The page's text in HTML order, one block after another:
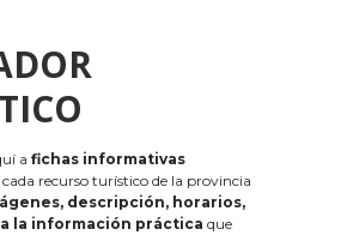
a fichas informativas
cada recurso turístico de la provincia
descripción, horarios,
la información práctica que